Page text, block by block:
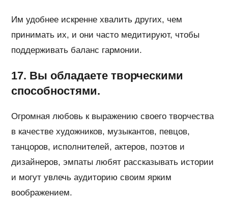
Им удобнее искренне хвалить других, чем
принимать их, и они часто медитируют, чтобы
поддерживать баланс гармонии.
17. Вы обладаете творческими
способностями.
Огромная любовь к выражению своего творчества
в качестве художников, музыкантов, певцов,
танцоров, исполнителей, актеров, поэтов и
дизайнеров, эмпаты любят рассказывать истории
и могут увлечь аудиторию своим ярким
воображением.